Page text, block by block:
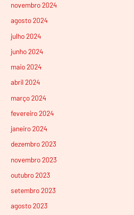
novembro 2024
agosto 2024
julho 2024
junho 2024
maio 2024
abril 2024
março 2024
fevereiro 2024
janeiro 2024
dezembro 2023
novembro 2023
outubro 2023
setembro 2023
agosto 2023